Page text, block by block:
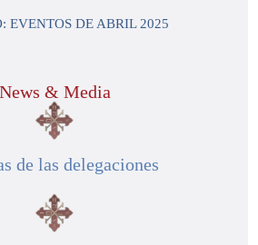
EVENTOS DE ABRIL 2025
News & Media
de las delegaciones